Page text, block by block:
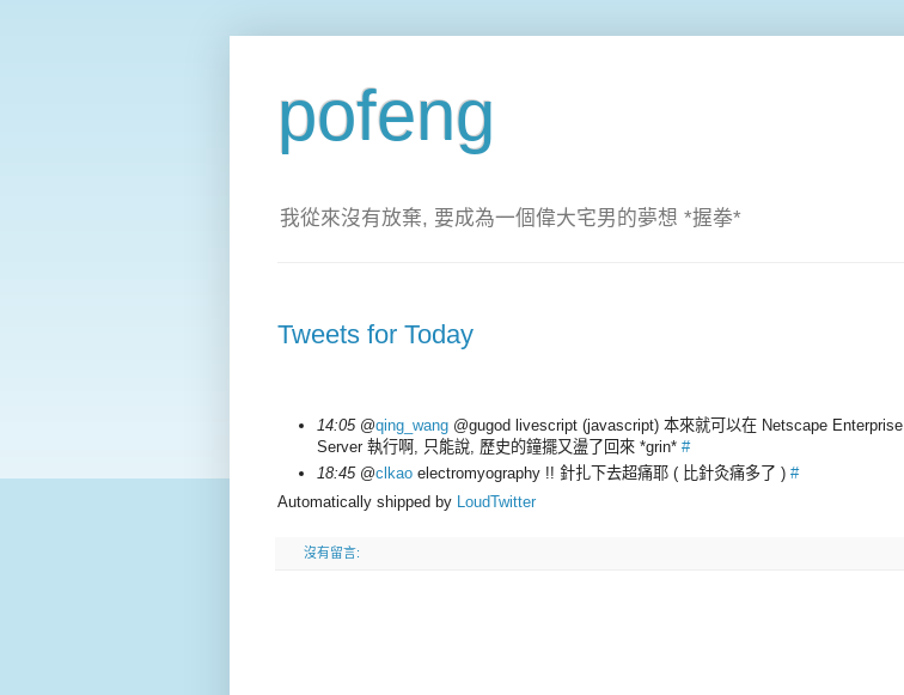
pofeng
我從來沒有放棄, 要成為一個偉大宅男的夢想 *握拳*
Tweets for Today
14:05@qing_wang @gugod livescript (javascript) 本來就可以在 Netscape Enterprise
Server 執行啊, 只能說, 歷史的鐘擺又盪了回來 *grin* #
18:45@clkao electromyography !! 針扎下去超痛耶 ( 比針灸痛多了 ) #
Automatically shipped by LoudTwitter
沒有留言: